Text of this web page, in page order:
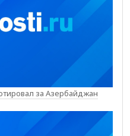
за Азербайджан